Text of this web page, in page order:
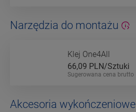
Narzędzia do montażu
Klej One4All
66,09 PLN/Sztuki
Sugerowana cena brutto
Akcesoria wykończeniowe